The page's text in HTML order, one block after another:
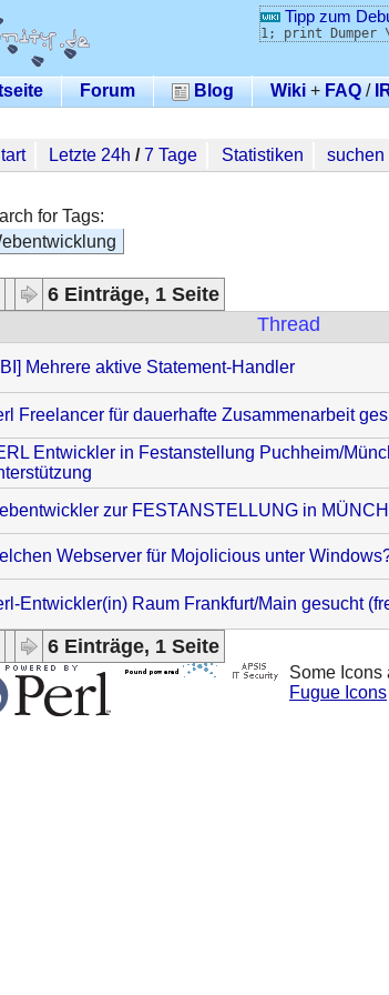
Tipp zum
1; print Dumper
Forum Blog Wiki+ FAQ /
Letzte 24h /7 Tage Statistiken suchen
for Tags:
6 Einträge, 1 Seite
Thread
Mehrere aktive Statement-Handler
Freelancer für dauerhafte Zusammenarbeit
Entwickler in Festanstellung Puchheim/
zur FESTANSTELLUNG in
Webserver für Mojolicious unter
Entwickler(in) Raum Frankfurt/Main gesucht
6 Einträge, 1 Seite
Some Icons
Fugue Icons